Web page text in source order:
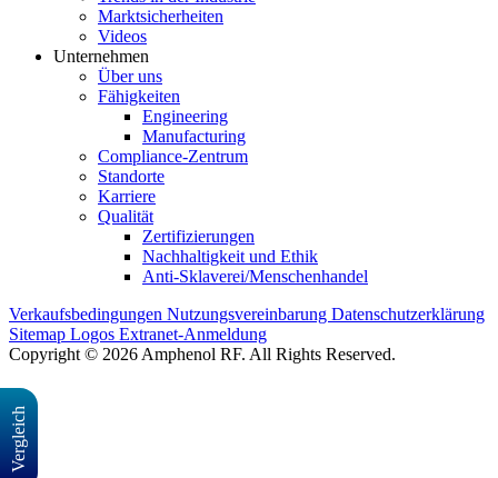
Vergleich
Marktsicherheiten
Videos
Unternehmen
Über uns
Fähigkeiten
Engineering
Manufacturing
Compliance-Zentrum
Standorte
Karriere
Qualität
Zertifizierungen
Nachhaltigkeit und Ethik
Anti-Sklaverei/Menschenhandel
Verkaufsbedingungen Nutzungsvereinbarung Datenschutzerklärung
Sitemap Logos Extranet-Anmeldung
Copyright © 2026 Amphenol RF. All Rights Reserved.